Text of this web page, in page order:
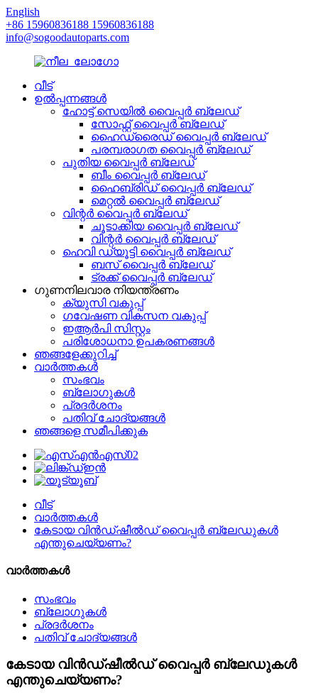
English
+86 15960836188 15960836188
info@sogoodautoparts.com
വീട്
ഉൽപ്പന്നങ്ങൾ
ഹോട്ട് സെയിൽ വൈപ്പർ ബ്ലേഡ്
സോഫ്റ്റ് വൈപ്പർ ബ്ലേഡ്
ഹൈഡ്രൈഡ് വൈപ്പർ ബ്ലേഡ്
പരമ്പരാഗത വൈപ്പർ ബ്ലേഡ്
പുതിയ വൈപ്പർ ബ്ലേഡ്
ബീം വൈപ്പർ ബ്ലേഡ്
ഹൈബ്രിഡ് വൈപ്പർ ബ്ലേഡ്
മെറ്റൽ വൈപ്പർ ബ്ലേഡ്
വിന്റർ വൈപ്പർ ബ്ലേഡ്
ചൂടാക്കിയ വൈപ്പർ ബ്ലേഡ്
വിന്റർ വൈപ്പർ ബ്ലേഡ്
ഹെവി ഡ്യൂട്ടി വൈപ്പർ ബ്ലേഡ്
ബസ് വൈപ്പർ ബ്ലേഡ്
ട്രക്ക് വൈപ്പർ ബ്ലേഡ്
ഗുണനിലവാര നിയന്ത്രണം
ക്യുസി വകുപ്പ്
ഗവേഷണ വികസന വകുപ്പ്
ഇആർപി സിസ്റ്റം
പരിശോധനാ ഉപകരണങ്ങൾ
ഞങ്ങളേക്കുറിച്ച്
വാർത്തകൾ
സംഭവം
ബ്ലോഗുകൾ
പ്രദർശനം
പതിവ് ചോദ്യങ്ങൾ
ഞങ്ങളെ സമീപിക്കുക
വീട്
വാർത്തകൾ
കേടായ വിൻഡ്‌ഷീൽഡ് വൈപ്പർ ബ്ലേഡുകൾ
എന്തുചെയ്യണം?
വാർത്തകൾ
സംഭവം
ബ്ലോഗുകൾ
പ്രദർശനം
പതിവ് ചോദ്യങ്ങൾ
കേടായ വിൻഡ്‌ഷീൽഡ് വൈപ്പർ ബ്ലേഡുകൾ
എന്തുചെയ്യണം?